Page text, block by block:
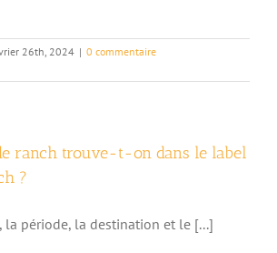
26th, 2024 | 0 commentaire
ranch trouve-t-on dans le label
?
la période, la destination et le [...]